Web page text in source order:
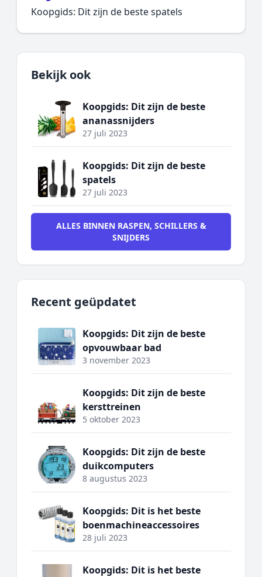
Koopgids: Dit zijn de beste spatels
Bekijk ook
Koopgids: Dit zijn de beste
ananassnijders
27 juli 2023
Koopgids: Dit zijn de beste
spatels
27 juli 2023
ALLES BINNEN RASPEN, SCHILLERS &
SNIJDERS
Recent geüpdatet
Koopgids: Dit zijn de beste
opvouwbaar bad
3 november 2023
Koopgids: Dit zijn de beste
kersttreinen
5 oktober 2023
Koopgids: Dit zijn de beste
duikcomputers
8 augustus 2023
Koopgids: Dit is het beste
boenmachineaccessoires
28 juli 2023
Koopgids: Dit is het beste